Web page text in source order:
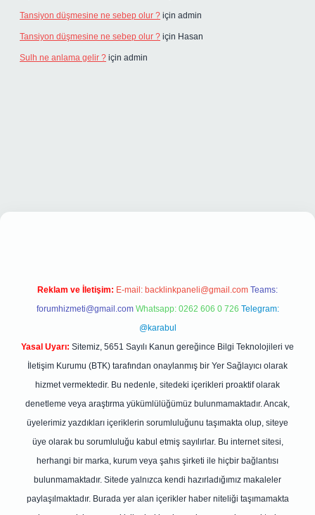
Tansiyon düşmesine ne sebep olur ? için admin
Tansiyon düşmesine ne sebep olur ? için Hasan
Sulh ne anlama gelir ? için admin
giriş
Reklam ve İletişim: E-mail: backlinkpaneli@gmail.com Teams:
forumhizmeti@gmail.com Whatsapp: 0262 606 0 726 Telegram:
@karabul
Yasal Uyarı: Sitemiz, 5651 Sayılı Kanun gereğince Bilgi Teknolojileri ve
İletişim Kurumu (BTK) tarafından onaylanmış bir Yer Sağlayıcı olarak
hizmet vermektedir. Bu nedenle, sitedeki içerikleri proaktif olarak
denetleme veya araştırma yükümlülüğümüz bulunmamaktadır. Ancak,
üyelerimiz yazdıkları içeriklerin sorumluluğunu taşımakta olup, siteye
üye olarak bu sorumluluğu kabul etmiş sayılırlar. Bu internet sitesi,
herhangi bir marka, kurum veya şahıs şirketi ile hiçbir bağlantısı
bulunmamaktadır. Sitede yalnızca kendi hazırladığımız makaleler
paylaşılmaktadır. Burada yer alan içerikler haber niteliği taşımamakta